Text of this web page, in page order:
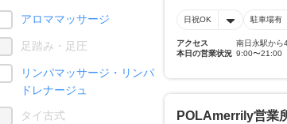
日祝OK 駐車場有
アクセス
南日永駅から
本日の営業状況 9:00〜21:00
POLAmerrily営業
アロママッサージ
足踏み・足圧
リンパマッサージ・リンパ
ドレナージュ
タイ古式